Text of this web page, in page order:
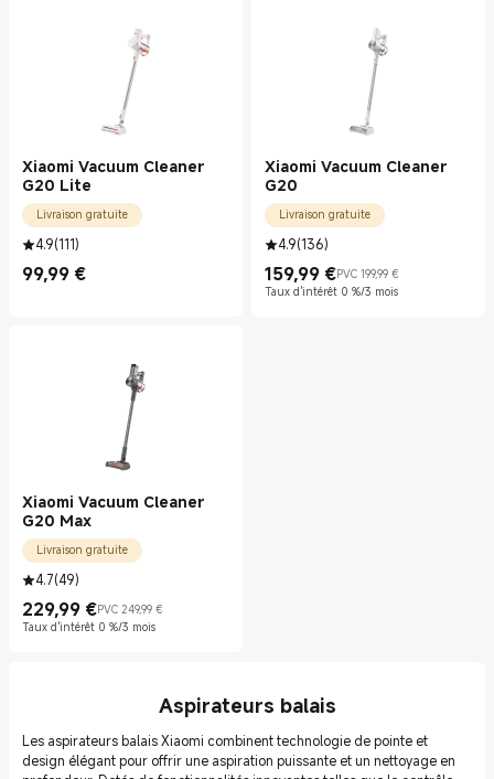
Xiaomi Vacuum Cleaner
G20 Lite
Livraison gratuite
4.9(111)
99,99 €
Current Price €99.99
Xiaomi Vacuum Cleaner
G20
Livraison gratuite
4.9(136)
159,99 €
Current Price €159.99
PVC 199,99 €
Prix de vente 199,99 €
Taux d'intérêt 0 %/3 mois
Xiaomi Vacuum Cleaner
G20 Max
Livraison gratuite
4.7(49)
229,99 €
Current Price €229.99
PVC 249,99 €
Prix de vente 249,99 €
Taux d'intérêt 0 %/3 mois
Aspirateurs balais
Les aspirateurs balais Xiaomi combinent technologie de pointe et
design élégant pour offrir une aspiration puissante et un nettoyage en